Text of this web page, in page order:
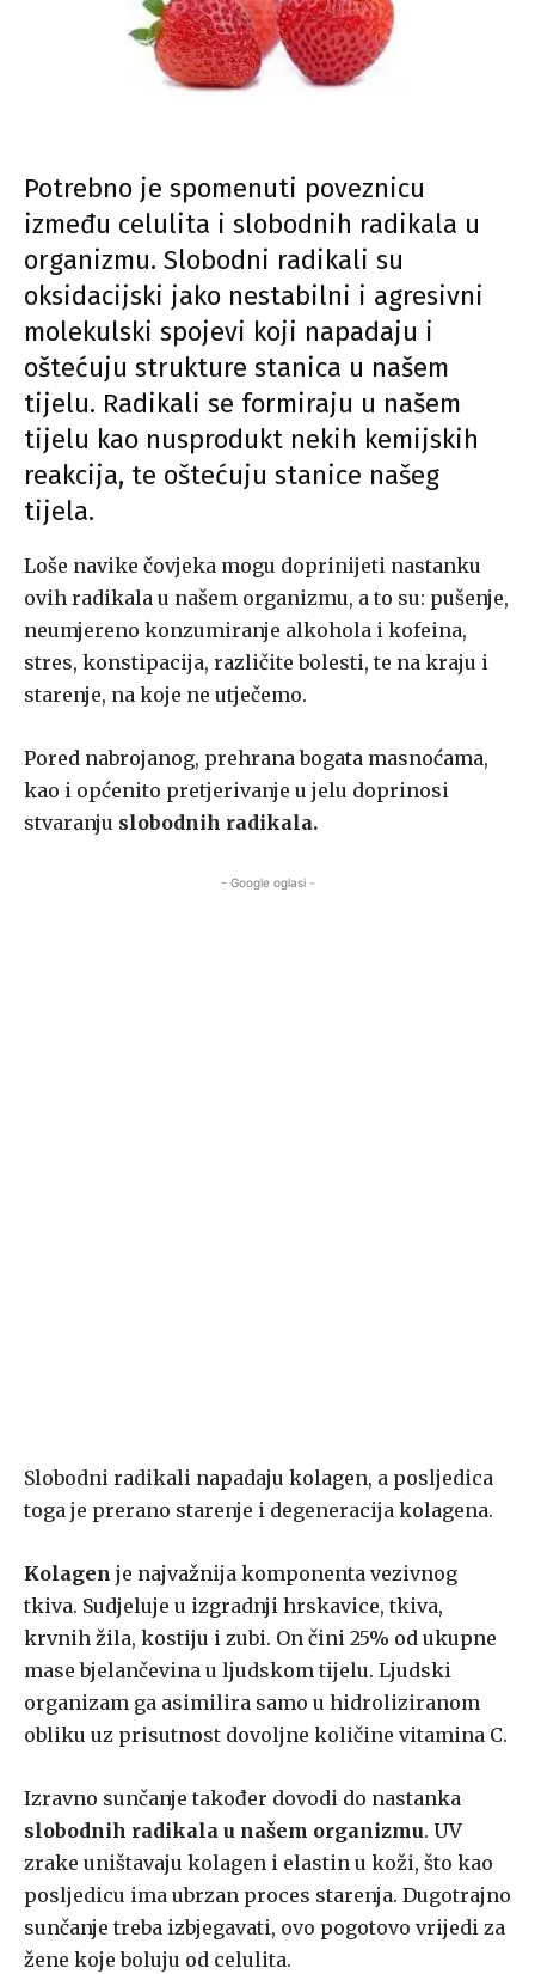
Potrebno je spomenuti poveznicu
između celulita i slobodnih radikala u
organizmu. Slobodni radikali su
oksidacijski jako nestabilni i agresivni
molekulski spojevi koji napadaju i
oštećuju strukture stanica u našem
tijelu. Radikali se formiraju u našem
tijelu kao nusprodukt nekih kemijskih
reakcija, te oštećuju stanice našeg
tijela.
Loše navike čovjeka mogu doprinijeti nastanku
ovih radikala u našem organizmu, a to su: pušenje,
neumjereno konzumiranje alkohola i kofeina,
stres, konstipacija, različite bolesti, te na kraju i
starenje, na koje ne utječemo.
Pored nabrojanog, prehrana bogata masnoćama,
kao i općenito pretjerivanje u jelu doprinosi
stvaranju slobodnih radikala.
- Google oglasi -
Slobodni radikali napadaju kolagen, a posljedica
toga je prerano starenje i degeneracija kolagena.
Kolagen je najvažnija komponenta vezivnog
tkiva. Sudjeluje u izgradnji hrskavice, tkiva,
krvnih žila, kostiju i zubi. On čini 25% od ukupne
mase bjelančevina u ljudskom tijelu. Ljudski
organizam ga asimilira samo u hidroliziranom
obliku uz prisutnost dovoljne količine vitamina C.
Izravno sunčanje također dovodi do nastanka
slobodnih radikala u našem organizmu. UV
zrake uništavaju kolagen i elastin u koži, što kao
posljedicu ima ubrzan proces starenja. Dugotrajno
sunčanje treba izbjegavati, ovo pogotovo vrijedi za
žene koje boluju od celulita.